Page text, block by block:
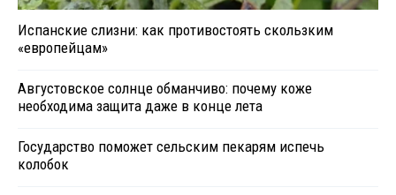
Испанские слизни: как противостоять скользким
«европейцам»
Августовское солнце обманчиво: почему коже
необходима защита даже в конце лета
Государство поможет сельским пекарям испечь
колобок